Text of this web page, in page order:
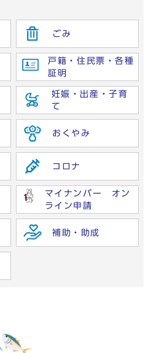
ごみ
戸籍・住民票・各種
証明
妊娠・出産・子育
て
おくやみ
コロナ
マイナンバー オン
ライン申請
補助・助成